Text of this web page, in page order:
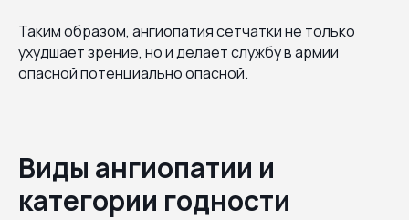
Таким образом, ангиопатия сетчатки не только
ухудшает зрение, но и делает службу в армии
опасной потенциально опасной.
Виды ангиопатии и
категории годности